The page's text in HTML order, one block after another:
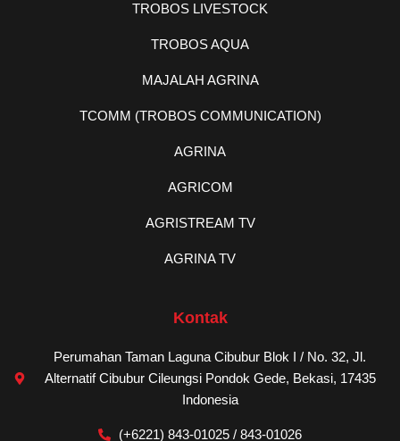
TROBOS LIVESTOCK
TROBOS AQUA
MAJALAH AGRINA
TCOMM (TROBOS COMMUNICATION)
AGRINA
AGRICOM
AGRISTREAM TV
AGRINA TV
Kontak
Perumahan Taman Laguna Cibubur Blok I / No. 32, Jl.
Alternatif Cibubur Cileungsi Pondok Gede, Bekasi, 17435
Indonesia
(+6221) 843-01025 / 843-01026